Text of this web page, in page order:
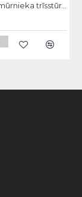
Ķelle *30*mūrnieka trīsstūra 20cm, Hardy